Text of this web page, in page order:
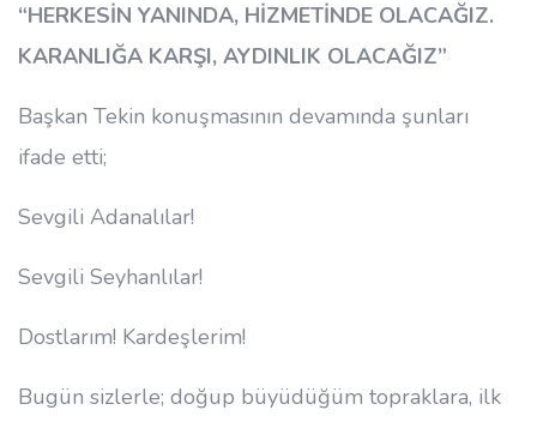
“HERKESİN YANINDA, HİZMETİNDE OLACAĞIZ.
KARANLIĞA KARŞI, AYDINLIK OLACAĞIZ”
Başkan Tekin konuşmasının devamında şunları
ifade etti;
Sevgili Adanalılar!
Sevgili Seyhanlılar!
Dostlarım! Kardeşlerim!
Bugün sizlerle; doğup büyüdüğüm topraklara, ilk